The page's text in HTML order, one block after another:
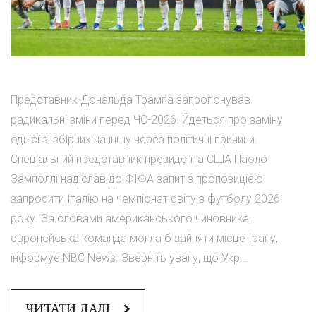
Представник Дональда Трампа запропонував
радикальні зміни перед ЧС-2026. Йдеться про заміну
однієї зі збірних на іншу через політичні причини.
Спеціальний представник президента США Паоло
Замполлі надіслав до ФІФА запит з пропозицією
запросити Італію на чемпіонат світу з футболу 2026
року. За словами американського чиновника,
європейська команда могла б зайняти місце Ірану,
інформує NBC News. Зверніть увагу, що Укр...
ЧИТАТИ ДАЛІ